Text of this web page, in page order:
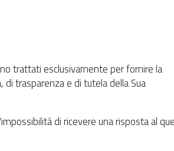
trattati esclusivamente per fornire la
trasparenza e di tutela della Sua
di ricevere una risposta al